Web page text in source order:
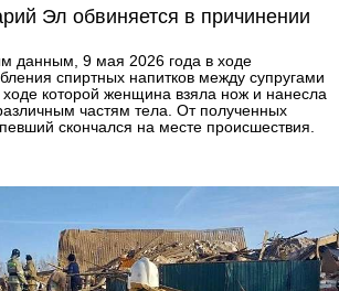
Эл обвиняется в причинении
данным, 9 мая 2026 года в ходе
спиртных напитков между супругами
которой женщина взяла нож и нанесла
частям тела. От полученных
скончался на месте происшествия.